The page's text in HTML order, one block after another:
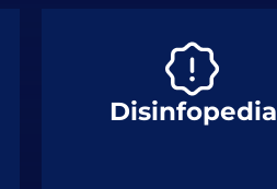
Disinfopedia